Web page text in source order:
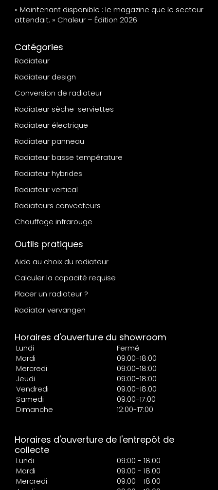
« Maintenant disponible : le magazine que le secteur
attendait. » Chaleur – Édition 2026
Catégories
Radiateur
Radiateur design
Conversion de radiateur
Radiateur sèche-serviettes
Radiateur électrique
Radiateur panneau
Radiateur basse température
Radiateur hybrides
Radiateur vertical
Radiateurs convecteurs
Chauffage infrarouge
Outils pratiques
Aide au choix du radiateur
Calculer la capacité requise
Placer un radiateur ?
Radiator vervangen
Horaires d'ouverture du showroom
Lundi
Fermé
Mardi
09:00-18:00
Mercredi
09:00-18:00
Jeudi
09:00-18:00
Vendredi
09:00-18:00
Samedi
09:00-17:00
Dimanche
12:00-17:00
Horaires d'ouverture de l'entrepôt de
collecte
Lundi
09:00 - 18:00
Mardi
09:00 - 18:00
Mercredi
09:00 - 18:00